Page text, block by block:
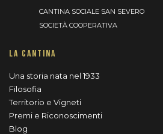
CANTINA SOCIALE SAN SEVERO
SOCIETÀ COOPERATIVA
LA CANTINA
Una storia nata nel 1933
Filosofia
Territorio e Vigneti
Premi e Riconoscimenti
Blog